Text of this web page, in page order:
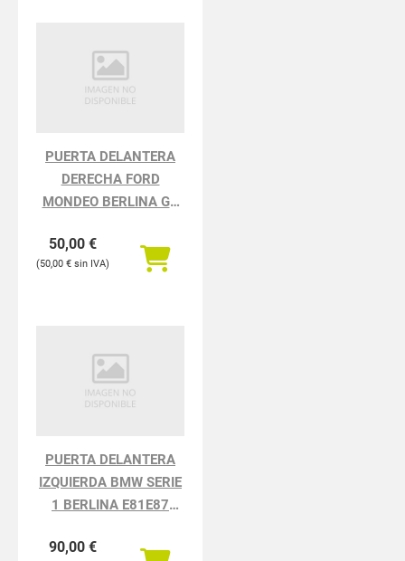
PUERTA DELANTERA
DERECHA FORD
MONDEO BERLINA GD
50,00 €
50,00 €
PUERTA DELANTERA
IZQUIERDA BMW SERIE
1 BERLINA E81E87
90,00 €